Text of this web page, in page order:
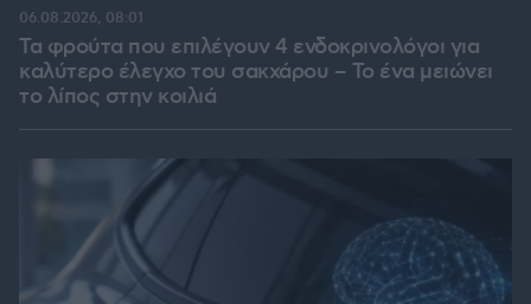
Τα φρούτα που επιλέγουν 4 ενδοκρινολόγοι για
καλύτερο έλεγχο του σακχάρου – Το ένα μειώνει
το λίπος στην κοιλιά
06.08.2026, 08:01